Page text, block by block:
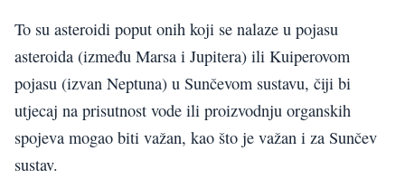
To su asteroidi poput onih koji se nalaze u pojasu
asteroida (između Marsa i Jupitera) ili Kuiperovom
pojasu (izvan Neptuna) u Sunčevom sustavu, čiji bi
utjecaj na prisutnost vode ili proizvodnju organskih
spojeva mogao biti važan, kao što je važan i za Sunčev
sustav.